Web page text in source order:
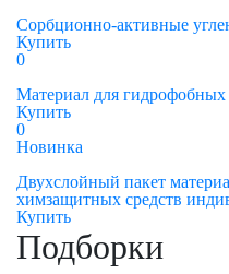
Сорбционно-активные
Купить
0
Материал для гидрофобных
Купить
0
Новинка
Двухслойный пакет
химзащитных средств
Купить
Подборки